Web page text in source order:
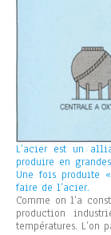
L’acier est un
produire en
Une fois produite
faire de l’acier.
Comme on l’a
production
températures. L’on